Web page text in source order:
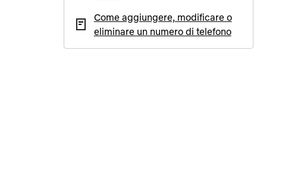
Come aggiungere, modificare o
eliminare un numero di telefono